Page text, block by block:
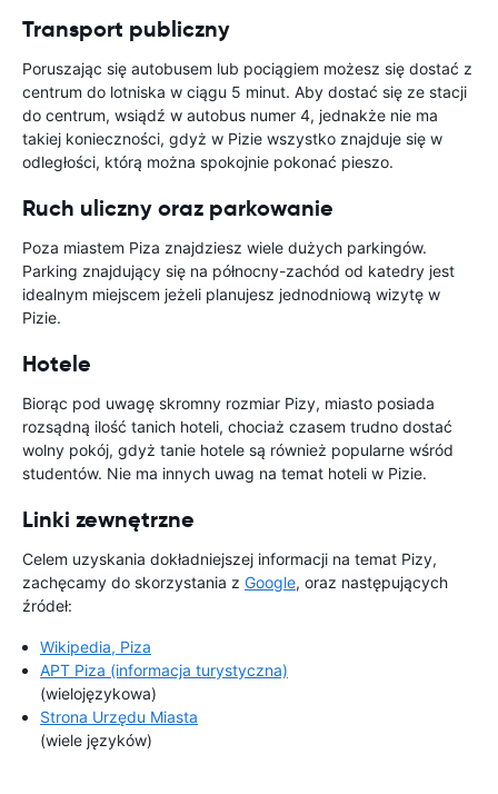
Transport publiczny
Poruszając się autobusem lub pociągiem możesz się dostać z
centrum do lotniska w ciągu 5 minut. Aby dostać się ze stacji
do centrum, wsiądź w autobus numer 4, jednakże nie ma
takiej konieczności, gdyż w Pizie wszystko znajduje się w
odległości, którą można spokojnie pokonać pieszo.
Ruch uliczny oraz parkowanie
Poza miastem Piza znajdziesz wiele dużych parkingów.
Parking znajdujący się na północny-zachód od katedry jest
idealnym miejscem jeżeli planujesz jednodniową wizytę w
Pizie.
Hotele
Biorąc pod uwagę skromny rozmiar Pizy, miasto posiada
rozsądną ilość tanich hoteli, chociaż czasem trudno dostać
wolny pokój, gdyż tanie hotele są również popularne wśród
studentów. Nie ma innych uwag na temat hoteli w Pizie.
Linki zewnętrzne
Celem uzyskania dokładniejszej informacji na temat Pizy,
zachęcamy do skorzystania z Google, oraz następujących
źródeł:
Wikipedia, Piza
APT Piza (informacja turystyczna)
(wielojęzykowa)
Strona Urzędu Miasta
(wiele języków)